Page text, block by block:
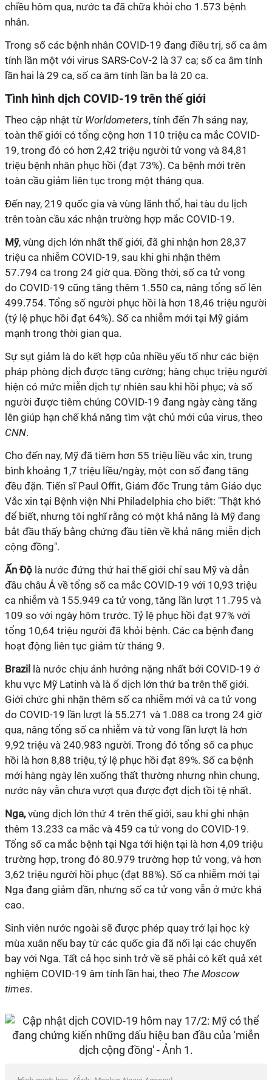
chiều hôm qua, nước ta đã chữa khỏi cho 1.573 bệnh
nhân.
Trong số các bệnh nhân COVID-19 đang điều trị, số ca âm
tính lần một với virus SARS-CoV-2 là 37 ca; số ca âm tính
lần hai là 29 ca, số ca âm tính lần ba là 20 ca.
Tình hình dịch COVID-19 trên thế giới
Theo cập nhật từ Worldometers, tính đến 7h sáng nay,
toàn thế giới có tổng cộng hơn 110 triệu ca mắc COVID-
19, trong đó có hơn 2,42 triệu người tử vong và 84,81
triệu bệnh nhân phục hồi (đạt 73%). Ca bệnh mới trên
toàn cầu giảm liên tục trong một tháng qua.
Đến nay, 219 quốc gia và vùng lãnh thổ, hai tàu du lịch
trên toàn cầu xác nhận trường hợp mắc COVID-19.
Mỹ, vùng dịch lớn nhất thế giới, đã ghi nhận hơn 28,37
triệu ca nhiễm COVID-19, sau khi ghi nhận thêm
57.794 ca trong 24 giờ qua. Đồng thời, số ca tử vong
do COVID-19 cũng tăng thêm 1.550 ca, nâng tổng số lên
499.754. Tổng số người phục hồi là hơn 18,46 triệu người
(tỷ lệ phục hồi đạt 64%). Số ca nhiễm mới tại Mỹ giảm
mạnh trong thời gian qua.
Sự sụt giảm là do kết hợp của nhiều yếu tố như các biện
pháp phòng dịch được tăng cường; hàng chục triệu người
hiện có mức miễn dịch tự nhiên sau khi hồi phục; và số
người được tiêm chủng COVID-19 đang ngày càng tăng
lên giúp hạn chế khả năng tìm vật chủ mới của virus, theo
CNN.
Cho đến nay, Mỹ đã tiêm hơn 55 triệu liều vắc xin, trung
bình khoảng 1,7 triệu liều/ngày, một con số đang tăng
đều đặn. Tiến sĩ Paul Offit, Giám đốc Trung tâm Giáo dục
Vắc xin tại Bệnh viện Nhi Philadelphia cho biết: "Thật khó
để biết, nhưng tôi nghĩ rằng có một khả năng là Mỹ đang
bắt đầu thấy bằng chứng đầu tiên về khả năng miễn dịch
cộng đồng".
Ấn Độ là nước đứng thứ hai thế giới chỉ sau Mỹ và dẫn
đầu châu Á về tổng số ca mắc COVID-19 với 10,93 triệu
ca nhiễm và 155.949 ca tử vong, tăng lần lượt 11.795 và
109 so với ngày hôm trước. Tỷ lệ phục hồi đạt 97% với
tổng 10,64 triệu người đã khỏi bệnh. Các ca bệnh đang
hoạt động liên tục giảm từ tháng 9.
Brazil
là nước chịu ảnh hưởng nặng nhất bởi COVID-19 ở
khu vực Mỹ Latinh và là ổ dịch lớn thứ ba trên thế giới.
Giới chức ghi nhận thêm số ca nhiễm mới và ca tử vong
do COVID-19 lần lượt là 55.271 và 1.088 ca trong 24 giờ
qua, nâng tổng số ca nhiễm và tử vong lần lượt là hơn
9,92 triệu và 240.983 người. Trong đó tổng số ca phục
hồi là hơn 8,88 triệu, tỷ lệ phục hồi đạt 89%. Số ca bệnh
mới hàng ngày lên xuống thất thường nhưng nhìn chung,
nước này vẫn chưa vượt qua được đợt dịch tồi tệ nhất.
Nga,vùng dịch lớn thứ 4 trên thế giới, sau khi ghi nhận
thêm 13.233 ca mắc và 459 ca tử vong do COVID-19.
Tổng số ca mắc bệnh tại Nga tới hiện tại là hơn 4,09 triệu
trường hợp, trong đó 80.979 trường hợp tử vong, và hơn
3,62 triệu người hồi phục (đạt 88%). Số ca nhiễm mới tại
Nga đang giảm dần, nhưng số ca tử vong vẫn ở mức khá
cao.
Sinh viên nước ngoài sẽ được phép quay trở lại học kỳ
mùa xuân nếu bay từ các quốc gia đã nối lại các chuyến
bay với Nga. Tất cả học sinh trở về sẽ phải có kết quả xét
nghiệm COVID-19 âm tính lần hai, theo The Moscow
times.